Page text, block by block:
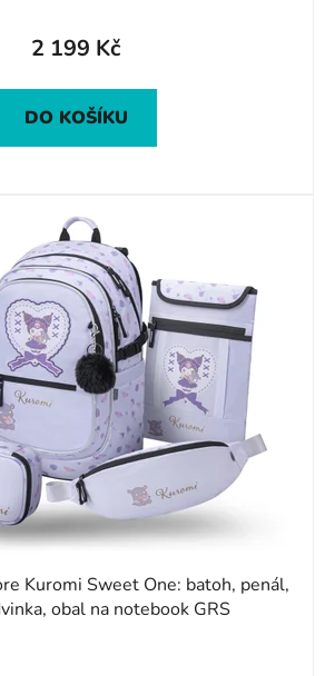
2 199 Kč
DO KOŠÍKU
Kuromi Sweet One: batoh, penál,
obal na notebook GRS